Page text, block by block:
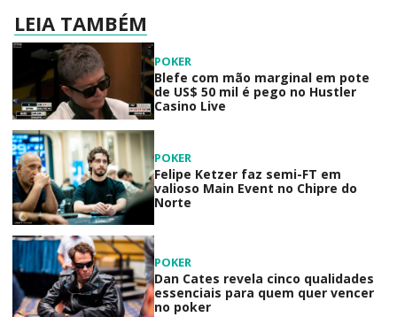
LEIA TAMBÉM
POKER
Blefe com mão marginal em pote
de US$ 50 mil é pego no Hustler
Casino Live
POKER
Felipe Ketzer faz semi-FT em
valioso Main Event no Chipre do
Norte
POKER
Dan Cates revela cinco qualidades
essenciais para quem quer vencer
no poker